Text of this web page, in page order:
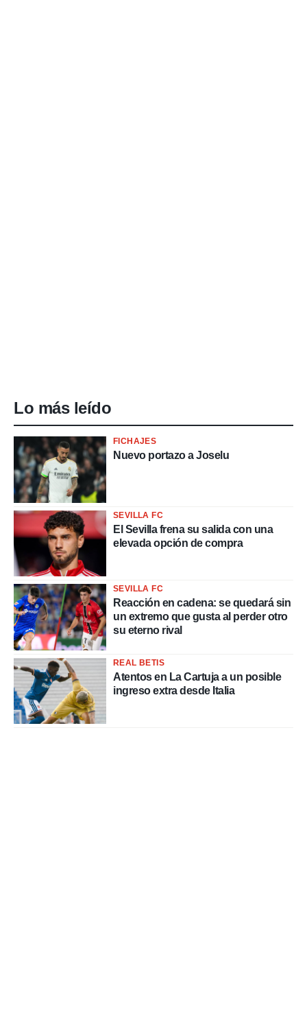
Lo más leído
FICHAJES
Nuevo portazo a Joselu
SEVILLA FC
El Sevilla frena su salida con una
elevada opción de compra
SEVILLA FC
Reacción en cadena: se quedará sin
un extremo que gusta al perder otro
su eterno rival
REAL BETIS
Atentos en La Cartuja a un posible
ingreso extra desde Italia